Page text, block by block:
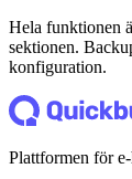
Hela funktionen
sektionen.
konfiguration.
Plattformen för